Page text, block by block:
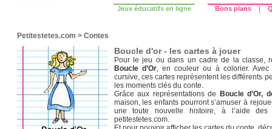
Jeux éducatifs en ligne Bons plans
Petitestetes.com > Contes
Boucle d'or - les cartes à jouer
Pour le jeu ou dans un cadre de la classe,
Boucle d’Or, en couleur ou à colorier.
cursive, ces cartes représentent les différents
les moments clés du conte.
Grâce aux représentations de
Boucle d’Or,
maison, les enfants pourront s’amuser à
une toute nouvelle histoire, à l’aide
petitestetes.com.